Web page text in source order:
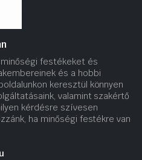
festékeket és
és a hobbi
keresztül könnyen
valamint szakértő
kérdésre szívesen
ha minőségi festékre van